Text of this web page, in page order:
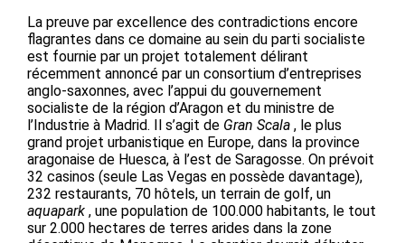
La preuve par excellence des contradictions encore
flagrantes dans ce domaine au sein du parti socialiste
est fournie par un projet totalement délirant
récemment annoncé par un consortium d’entreprises
anglo-saxonnes, avec l’appui du gouvernement
socialiste de la région d’Aragon et du ministre de
l’Industrie à Madrid. Il s’agit de Gran Scala , le plus
grand projet urbanistique en Europe, dans la province
aragonaise de Huesca, à l’est de Saragosse. On prévoit
32 casinos (seule Las Vegas en possède davantage),
232 restaurants, 70 hôtels, un terrain de golf, un
aquapark , une population de 100.000 habitants, le tout
sur 2.000 hectares de terres arides dans la zone